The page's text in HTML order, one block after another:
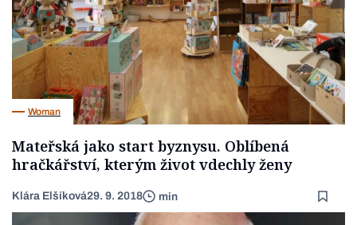
Woman
Mateřská jako start byznysu. Oblíbená
hračkářství, kterým život vdechly ženy
Klára Elšíková29. 9. 2018 min